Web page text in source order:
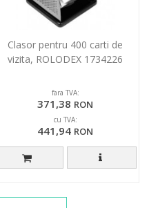
Clasor pentru 400 carti de
vizita, ROLODEX 1734226
fara TVA:
371,38 RON
cu TVA:
441,94 RON